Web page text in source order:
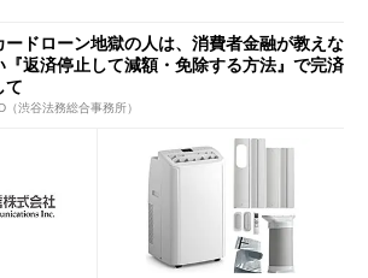
ードローン地獄の人は、消費者金融が教えな
『返済停止して減額・免除する方法』で完済
て
（渋谷法務総合事務所）